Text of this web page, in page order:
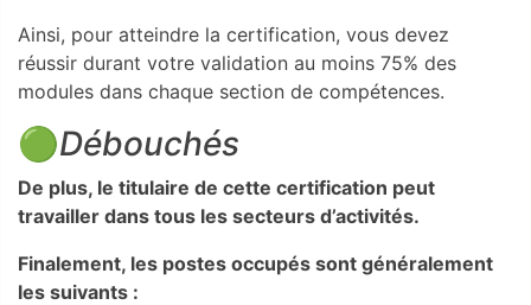
Ainsi, pour atteindre la certification, vous devez
réussir durant votre validation au moins 75% des
modules dans chaque section de compétences.
🟢Débouchés
De plus, le titulaire de cette certification peut
travailler dans tous les secteurs d’activités.
Finalement, les postes occupés sont généralement
les suivants :